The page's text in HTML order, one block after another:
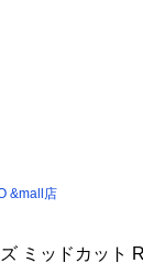
&mall店
ミッドカット